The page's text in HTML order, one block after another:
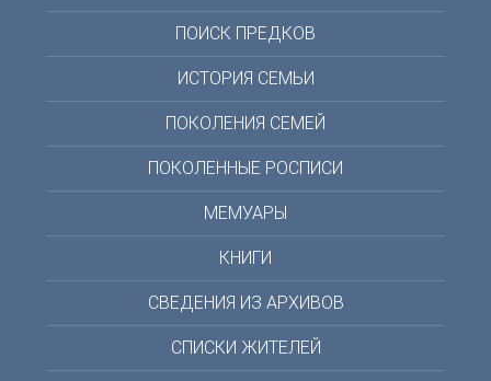
ПОИСК ПРЕДКОВ
ИСТОРИЯ СЕМЬИ
ПОКОЛЕНИЯ СЕМЕЙ
ПОКОЛЕННЫЕ РОСПИСИ
МЕМУАРЫ
КНИГИ
СВЕДЕНИЯ ИЗ АРХИВОВ
СПИСКИ ЖИТЕЛЕЙ